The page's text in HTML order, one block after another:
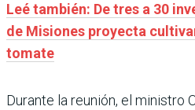
Leé también: De tres a 30
de Misiones proyecta
tomate
Durante la reunión, el ministro